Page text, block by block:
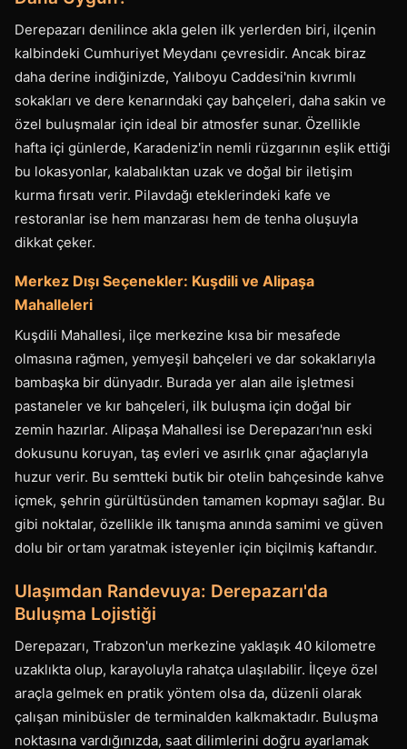
Derepazarı denilince akla gelen ilk yerlerden biri, ilçenin
kalbindeki Cumhuriyet Meydanı çevresidir. Ancak biraz
daha derine indiğinizde, Yalıboyu Caddesi'nin kıvrımlı
sokakları ve dere kenarındaki çay bahçeleri, daha sakin ve
özel buluşmalar için ideal bir atmosfer sunar. Özellikle
hafta içi günlerde, Karadeniz'in nemli rüzgarının eşlik ettiği
bu lokasyonlar, kalabalıktan uzak ve doğal bir iletişim
kurma fırsatı verir. Pilavdağı eteklerindeki kafe ve
restoranlar ise hem manzarası hem de tenha oluşuyla
dikkat çeker.
Merkez Dışı Seçenekler: Kuşdili ve Alipaşa
Mahalleleri
Kuşdili Mahallesi, ilçe merkezine kısa bir mesafede
olmasına rağmen, yemyeşil bahçeleri ve dar sokaklarıyla
bambaşka bir dünyadır. Burada yer alan aile işletmesi
pastaneler ve kır bahçeleri, ilk buluşma için doğal bir
zemin hazırlar. Alipaşa Mahallesi ise Derepazarı'nın eski
dokusunu koruyan, taş evleri ve asırlık çınar ağaçlarıyla
huzur verir. Bu semtteki butik bir otelin bahçesinde kahve
içmek, şehrin gürültüsünden tamamen kopmayı sağlar. Bu
gibi noktalar, özellikle ilk tanışma anında samimi ve güven
dolu bir ortam yaratmak isteyenler için biçilmiş kaftandır.
Ulaşımdan Randevuya: Derepazarı'da
Buluşma Lojistiği
Derepazarı, Trabzon'un merkezine yaklaşık 40 kilometre
uzaklıkta olup, karayoluyla rahatça ulaşılabilir. İlçeye özel
araçla gelmek en pratik yöntem olsa da, düzenli olarak
çalışan minibüsler de terminalden kalkmaktadır. Buluşma
noktasına vardığınızda, saat dilimlerini doğru ayarlamak